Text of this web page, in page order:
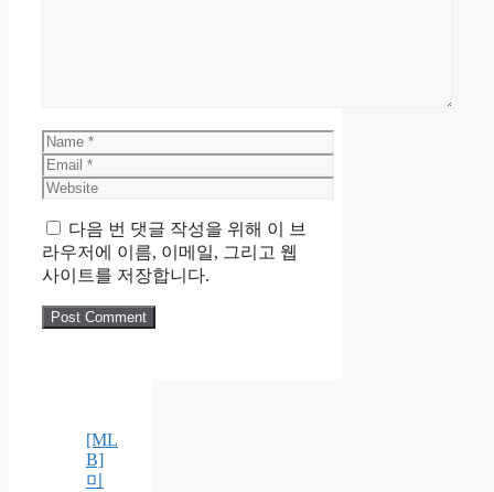
Name
Email
Website
다음 번 댓글 작성을 위해 이 브
라우저에 이름, 이메일, 그리고 웹
사이트를 저장합니다.
[ML
B]
미